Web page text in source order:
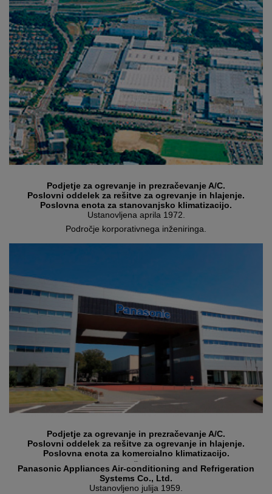
Podjetje za ogrevanje in prezračevanje A/C.
Poslovni oddelek za rešitve za ogrevanje in hlajenje.
Poslovna enota za stanovanjsko klimatizacijo.
Ustanovljena aprila 1972.
Področje korporativnega inženiringa.
Podjetje za ogrevanje in prezračevanje A/C.
Poslovni oddelek za rešitve za ogrevanje in hlajenje.
Poslovna enota za komercialno klimatizacijo.
--
Panasonic Appliances Air-conditioning and Refrigeration
Systems Co., Ltd.
Ustanovljeno julija 1959.